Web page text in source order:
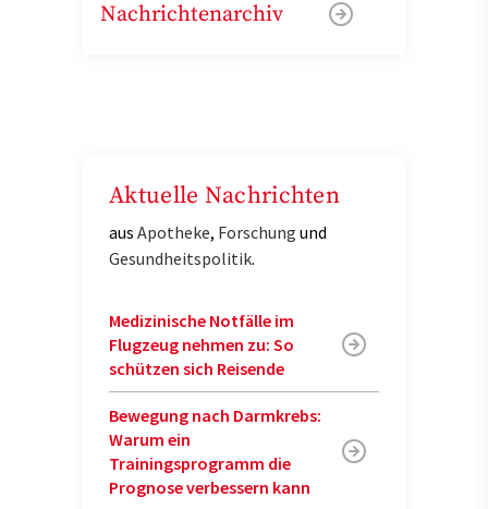
Nachrichtenarchiv
Aktuelle Nachrichten
aus Apotheke, Forschung und
Gesundheitspolitik.
Medizinische Notfälle im
Flugzeug nehmen zu: So
schützen sich Reisende
Bewegung nach Darmkrebs:
Warum ein
Trainingsprogramm die
Prognose verbessern kann